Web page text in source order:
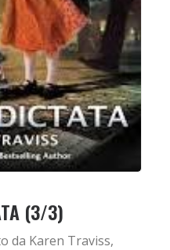
(3/3)
da Karen Traviss,